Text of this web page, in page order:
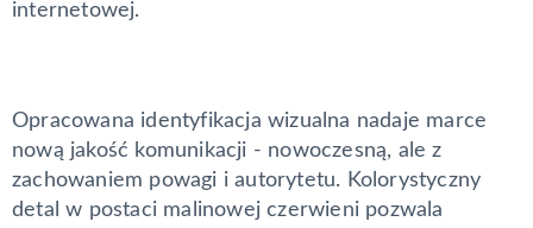
internetowej.
Opracowana identyfikacja wizualna nadaje marce
nową jakość komunikacji - nowoczesną, ale z
zachowaniem powagi i autorytetu. Kolorystyczny
detal w postaci malinowej czerwieni pozwala